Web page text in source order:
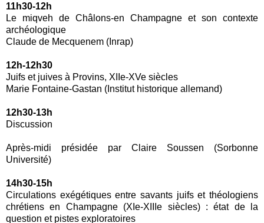
11h30-12h
Le miqveh de Châlons-en Champagne et son contexte
archéologique
Claude de Mecquenem (Inrap)
12h-12h30
Juifs et juives à Provins, XIIe-XVe siècles
Marie Fontaine-Gastan (Institut historique allemand)
12h30-13h
Discussion
Après-midi présidée par Claire Soussen (Sorbonne
Université)
14h30-15h
Circulations exégétiques entre savants juifs et théologiens
chrétiens en Champagne (XIe-XIIIe siècles) : état de la
question et pistes exploratoires